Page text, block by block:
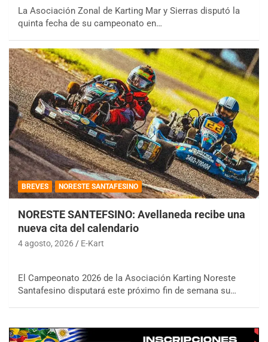
La Asociación Zonal de Karting Mar y Sierras disputó la
quinta fecha de su campeonato en…
BREVES NORESTE SANTAFESINO
NORESTE SANTEFSINO: Avellaneda recibe una
nueva cita del calendario
4 agosto, 2026 E-Kart
El Campeonato 2026 de la Asociación Karting Noreste
Santafesino disputará este próximo fin de semana su…